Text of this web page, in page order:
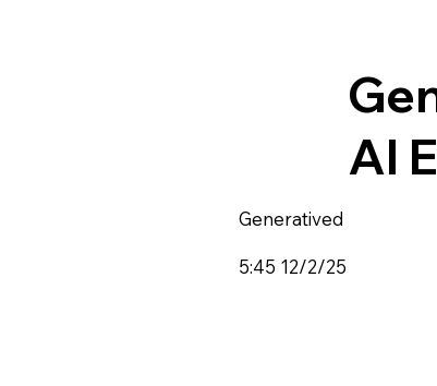
AI
Generatived
5:45 12/2/25